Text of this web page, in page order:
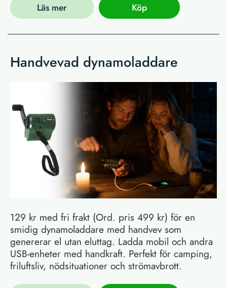
Läs mer Köp
Handvevad dynamoladdare
129 kr med fri frakt (Ord. pris 499 kr) för en
smidig dynamoladdare med handvev som
genererar el utan eluttag. Ladda mobil och andra
USB-enheter med handkraft. Perfekt för camping,
friluftsliv, nödsituationer och strömavbrott.